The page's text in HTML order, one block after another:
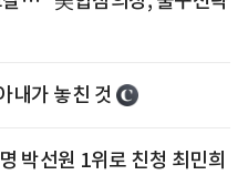
내가 놓친 것
박선원 1위로 친청 최민희